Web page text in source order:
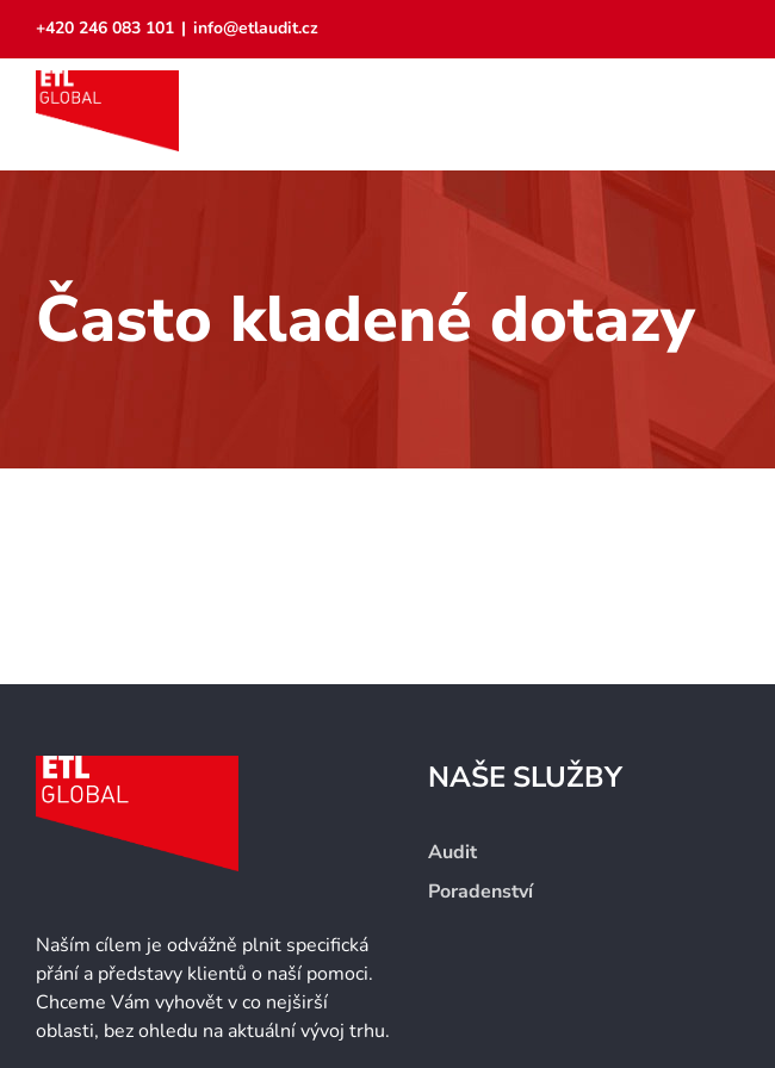
obsah
+420 246 083 101 | info@etlaudit.cz
Často kladené dotazy
Naším cílem je odvážně plnit specifická
přání a představy klientů o naší pomoci.
Chceme Vám vyhovět v co nejširší
oblasti, bez ohledu na aktuální vývoj trhu.
NAŠE SLUŽBY
Audit
Poradenství